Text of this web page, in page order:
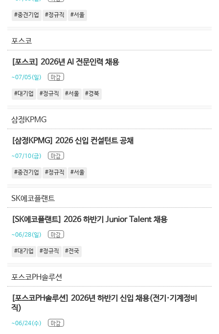
#중견기업 #정규직 #서울
포스코
[포스코] 2026년 AI 전문인력 채용
~07/05(일) 마감
#대기업 #정규직 #서울 #경북
삼정KPMG
[삼정KPMG] 2026 신입 컨설턴트 공채
~07/10(금) 마감
#중견기업 #정규직 #서울
SK에코플랜트
[SK에코플랜트] 2026 하반기 Junior Talent 채용
~06/28(일) 마감
#대기업 #정규직 #전국
포스코PH솔루션
[포스코PH솔루션] 2026년 하반기 신입 채용(전기·기계정비
직)
~06/24(수) 마감